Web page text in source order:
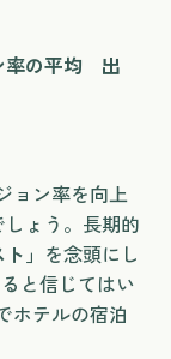
率の平均 出
ョン率を向上
ょう。長期的
」 を念頭にし
と信じてはい
ホテルの宿泊